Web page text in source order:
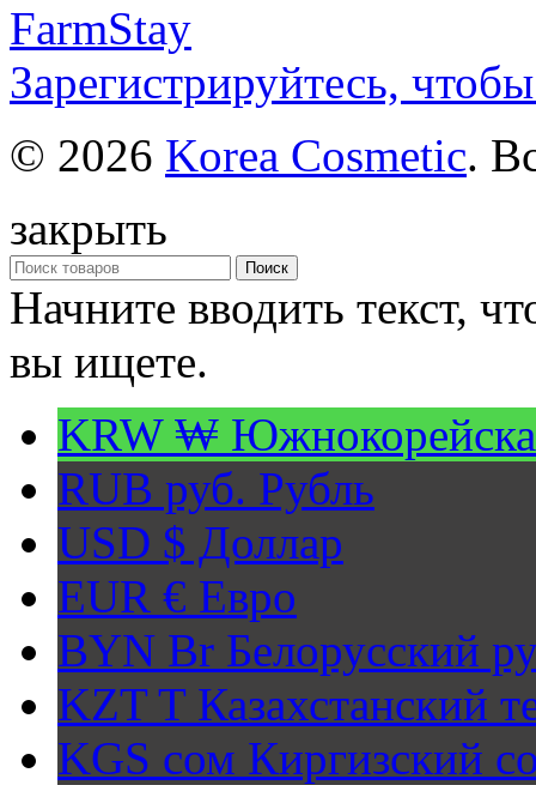
FarmStay
Зарегистрируйтесь,
© 2026 Korea Cosmetic.
закрыть
Поиск
Начните вводить текст,
вы ищете.
KRW ₩
RUB руб. Рубль
USD $ Доллар
EUR € Евро
BYN Br Белорусский
KZT TКазахстанский
KGS сом Киргизский